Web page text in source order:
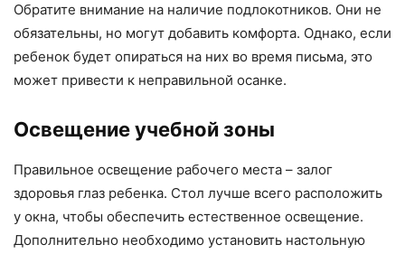
Обратите внимание на наличие подлокотников. Они не
обязательны, но могут добавить комфорта. Однако, если
ребенок будет опираться на них во время письма, это
может привести к неправильной осанке.
Освещение учебной зоны
Правильное освещение рабочего места – залог
здоровья глаз ребенка. Стол лучше всего расположить
у окна, чтобы обеспечить естественное освещение.
Дополнительно необходимо установить настольную